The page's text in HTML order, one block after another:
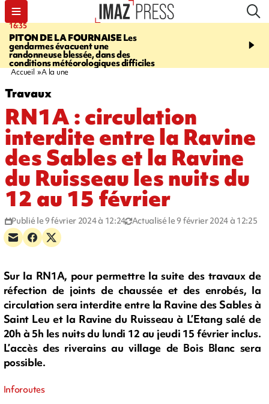
16:35
PITON DE LA FOURNAISELes
gendarmes évacuent une
randonneuse blessée, dans des
conditions météorologiques difficiles
06:58
la Corniche, Cascade
Accueil A la une
Travaux
RN1A : circulation
interdite entre la Ravine
des Sables et la Ravine
du Ruisseau les nuits du
12 au 15 février
Publié le 9 février 2024 à 12:24 Actualisé le 9 février 2024 à 12:25
Sur la RN1A, pour permettre la suite des travaux de
réfection de joints de chaussée et des enrobés, la
circulation sera interdite entre la Ravine des Sables à
Saint Leu et la Ravine du Ruisseau à L’Etang salé de
20h à 5h les nuits du lundi 12 au jeudi 15 février inclus.
L’accès des riverains au village de Bois Blanc sera
possible.
Inforoutes